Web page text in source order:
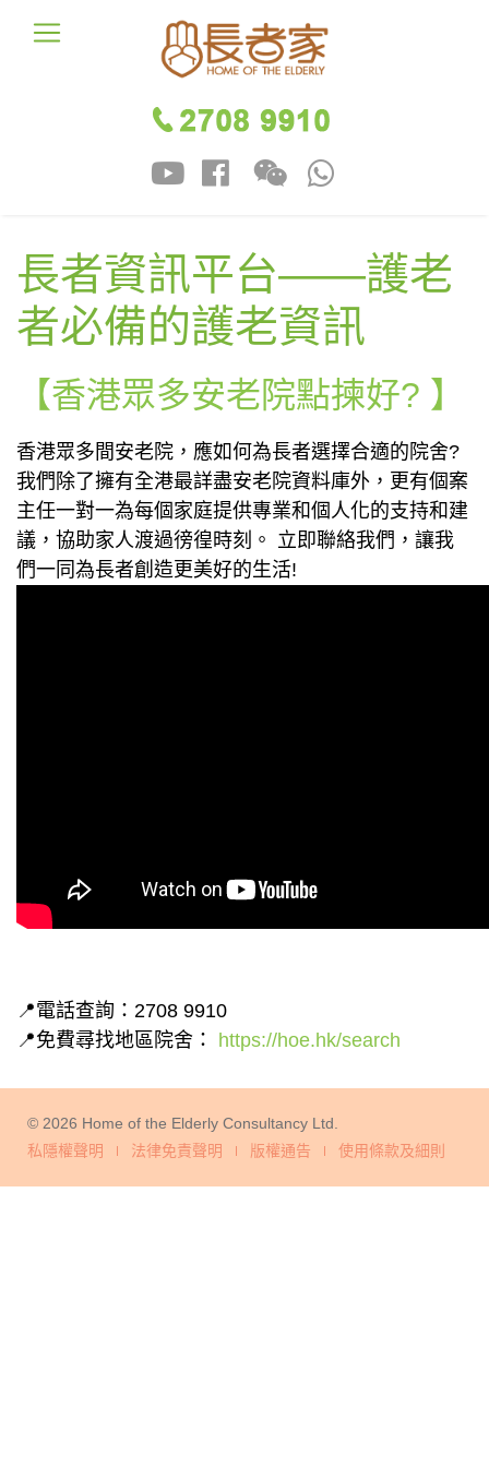
長者資訊平台——護老
者必備的護老資訊
【香港眾多安老院點揀好? 】
香港眾多間安老院，應如何為長者選擇合適的院舍?
我們除了擁有全港最詳盡安老院資料庫外，更有個案
主任一對一為每個家庭提供專業和個人化的支持和建
議，協助家人渡過徬徨時刻。 立即聯絡我們，讓我
們一同為長者創造更美好的生活!
📍電話查詢：2708 9910
📍免費尋找地區院舍： https://hoe.hk/search
© 2026 Home of the Elderly Consultancy Ltd.
私隱權聲明
法律免責聲明 版權通告 使用條款及細則